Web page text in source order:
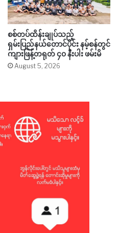
စစ်တပ်ထိန်းချုပ်သည့်
ရှမ်းပြည်နယ်တောင်ပိုင်း နမ့်စန်တွင်
ကျားဖြန့်တရုတ် ၄၀ နီးပါး ဖမ်းမိ
August 5, 2026